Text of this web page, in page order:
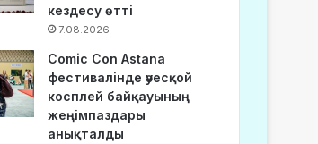
кездесу өтті
7.08.2026
Comic Con Astana
фестивалінде әуесқой
косплей байқауының
жеңімпаздары
анықталды